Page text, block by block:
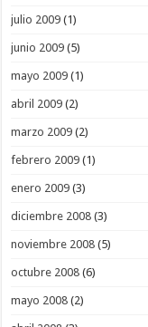
julio 2009 (1)
junio 2009 (5)
mayo 2009 (1)
abril 2009 (2)
marzo 2009 (2)
febrero 2009 (1)
enero 2009 (3)
diciembre 2008 (3)
noviembre 2008 (5)
octubre 2008 (6)
mayo 2008 (2)